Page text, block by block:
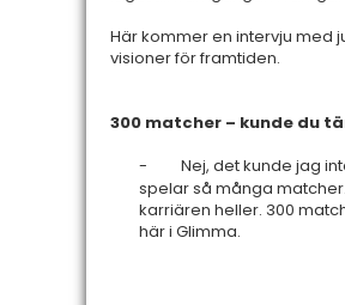
Här kommer en intervju med
visioner för framtiden.
300 matcher – kunde du
-
Nej, det kunde jag
spelar så många
karriären heller. 300
här i Glimma.